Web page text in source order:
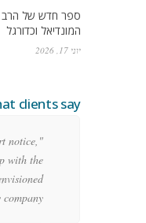
ספר חדש של הרב
המונדיאל וכדורגל
יוני 17, 2026
clients say
notice,
with the
"